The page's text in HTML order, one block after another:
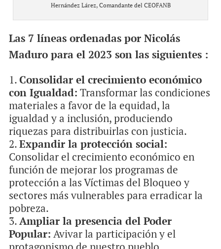
Hernández Lárez, Comandante del CEOFANB
Las 7 líneas ordenadas por Nicolás
Maduro para el 2023 son las siguientes :
Consolidar el crecimiento económico
con Igualdad: Transformar las condiciones
materiales a favor de la equidad, la
igualdad y a inclusión, produciendo
riquezas para distribuirlas con justicia.
Expandir la protección social:
Consolidar el crecimiento económico en
función de mejorar los programas de
protección a las Víctimas del Bloqueo y
sectores más vulnerables para erradicar la
pobreza.
Ampliar la presencia del Poder
Popular: Avivar la participación y el